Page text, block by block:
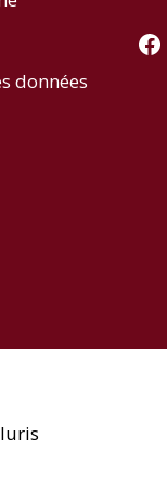
données